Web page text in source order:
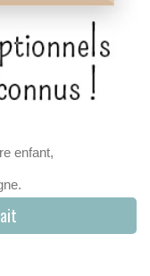
enfant,